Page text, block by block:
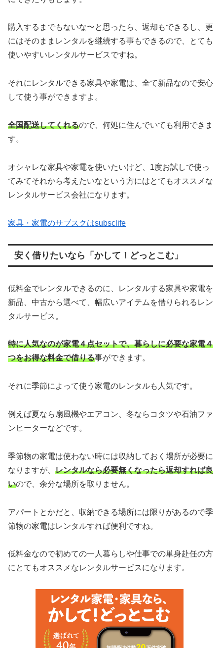
購入するまでもないな〜と思ったら、返却もできるし、更
にはそのままレンタルを継続する事もできるので、とても
使いやすいレンタルサービスですね。
それにレンタルできる家具や家電は、全て新品なので安心
して使う事ができますよ。
全国配送してくれるので、何処に住んでいても利用できま
す。
オシャレな家具や家電を使いたいけど、1度お試しで使っ
てみてそれから考えたいなという方にはとてもオススメな
レンタルサービス会社になります。
家具・家電のサブスクはsubsclife
安く借りたいなら「かして！どっとこむ」
低料金でレンタルできるのに、レンタルする家具や家電を
新品、中古から選べて、幅広いアイテムを借りられるレン
タルサービス。
特に人気なのが家電４点セットで、暮らしに必要な家電４
つをお得な料金で借りる事ができます。
それに季節によって使う家電のレンタルも人気です。
例えば夏なら扇風機やエアコン、冬ならコタツや石油ファ
ンヒーターなどです。
季節物の家電は使わない時には収納しておく場所が必要に
なりますが、 レンタルなら必要無くなったら返却すれば良
いので、余分な場所を取りません。
アパートとかだと、収納できる場所には限りがあるので季
節物の家電はレンタルすれば便利ですね。
低料金なので初めての一人暮らしや仕事での単身赴任の方
にとてもオススメなレンタルサービスになります。